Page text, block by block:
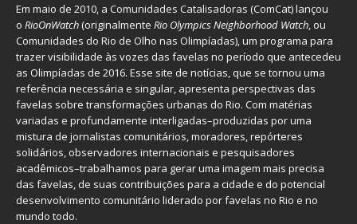
Em maio de 2010, a Comunidades Catalisadoras (ComCat) lançou
o RioOnWatch(originalmente Rio Olympics Neighborhood Watch, ou
Comunidades do Rio de Olho nas Olimpíadas), um programa para
trazer visibilidade às vozes das favelas no período que antecedeu
as Olimpíadas de 2016. Esse site de notícias, que se tornou uma
referência necessária e singular, apresenta perspectivas das
favelas sobre transformações urbanas do Rio. Com matérias
variadas e profundamente interligadas–produzidas por uma
mistura de jornalistas comunitários, moradores, repórteres
solidários, observadores internacionais e pesquisadores
acadêmicos–trabalhamos para gerar uma imagem mais precisa
das favelas, de suas contribuições para a cidade e do potencial
desenvolvimento comunitário liderado por favelas no Rio e no
mundo todo.